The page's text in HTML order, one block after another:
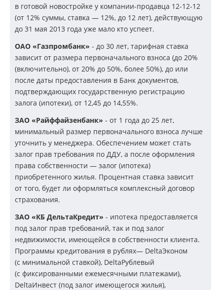
в готовой новостройке у компании-продавца 12-12-12
(от 12% суммы, ставка — 12%, до 12 лет), действующую
до 31 мая 2013 года уже мало кто успеет.
ОАО «Газпромбанк» - до 30 лет, тарифная ставка
зависит от размера первоначального взноса (до 20%
(включительно), от 20% до 50%, более 50%), до или
после даты предоставления в Банк документов,
подтверждающих государственную регистрацию
залога (ипотеки), от 12,45 до 14,55%.
ЗАО «Райффайзенбанк» - от 1 года до 25 лет,
минимальный размер первоначального взноса лучше
уточнить у менеджера. Обеспечением может стать
залог прав требования по ДДУ, а после оформления
права собственности — залог (ипотека)
приобретенного жилья. Процентная ставка зависит
от того, будет ли оформляться комплексный договор
страхования.
ЗАО «КБ ДельтаКредит» - ипотека предоставляется
под залог прав требований, так и под залог
недвижимости, имеющейся в собственности клиента.
Программы кредитования в рублях— DeltaЭконом
(с минимальной ставкой), DeltaРублевый
(с фиксированными ежемесячными платежами),
DeltaИнвест (под залог имеющегося жилья),